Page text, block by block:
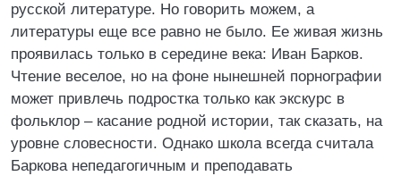
русской литературе. Но говорить можем, а
литературы еще все равно не было. Ее живая жизнь
проявилась только в середине века: Иван Барков.
Чтение веселое, но на фоне нынешней порнографии
может привлечь подростка только как экскурс в
фольклор – касание родной истории, так сказать, на
уровне словесности. Однако школа всегда считала
Баркова непедагогичным и преподавать